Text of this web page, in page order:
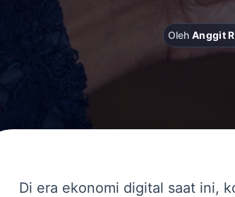
Oleh Anggit
Di era ekonomi digital saat ini,